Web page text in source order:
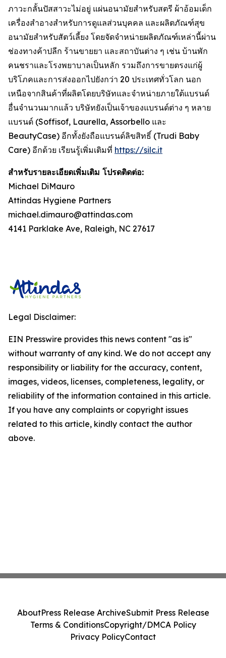
ภาวะกลั้นปัสสาวะไม่อยู่ แผ่นอนามัยสำหรับสตรี ผ้าอ้อมเด็ก
เครื่องสำอางสำหรับการดูแลส่วนบุคคล และผลิตภัณฑ์สุข
อนามัยสำหรับสัตว์เลี้ยง โดยจัดจำหน่ายผลิตภัณฑ์เหล่านี้ผ่าน
ช่องทางค้าปลีก ร้านขายยา และสถาบันต่าง ๆ เช่น บ้านพัก
คนชราและโรงพยาบาลเป็นหลัก รวมถึงการขายตรงแก่ผู้
บริโภคและการส่งออกไปยังกว่า 20 ประเทศทั่วโลก นอก
เหนือจากสินค้าที่ผลิตโดยบริษัทและจำหน่ายภายใต้แบรนด์
อื่นจำนวนมากแล้ว บริษัทยังเป็นเจ้าของแบรนด์ต่าง ๆ หลาย
แบรนด์ (Soffisof, Laurella, Assorbello และ
BeautyCase) อีกทั้งยังถือแบรนด์ลิขสิทธิ์ (Trudi Baby
Care) อีกด้วย เรียนรู้เพิ่มเติมที่ https://silc.it
สำหรับรายละเอียดเพิ่มเติม โปรดติดต่อ:
Michael DiMauro
Attindas Hygiene Partners
michael.dimauro@attindas.com
4141 Parklake Ave, Raleigh, NC 27617
Legal Disclaimer:
EIN Presswire provides this news content "as is"
without warranty of any kind. We do not accept any
responsibility or liability for the accuracy, content,
images, videos, licenses, completeness, legality, or
reliability of the information contained in this article.
If you have any complaints or copyright issues
related to this article, kindly contact the author
above.
AboutPress Release ArchiveSubmit Press Release
Terms & ConditionsCopyright/DMCA Policy
Privacy PolicyContact